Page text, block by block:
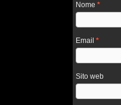
Nome *
Email *
Sito web